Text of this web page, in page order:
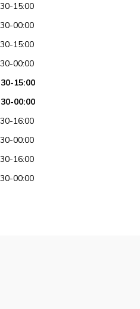
15:00
00:00
15:00
00:00
15:00
00:00
16:00
00:00
16:00
00:00